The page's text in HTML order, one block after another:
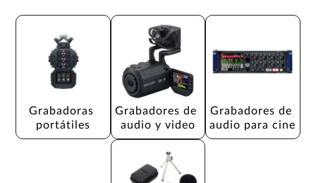
Grabadoras
portátiles
Grabadores de
audio y video
Grabadores de
audio para cine